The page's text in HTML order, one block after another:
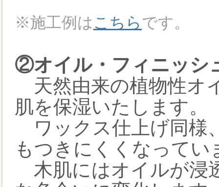
※施工例はこちら です。
②オイル・フィニッシ
天然由来の植物性オ
肌を保湿いたします。
ワックス仕上げ同様
もつきにくくなってい
木肌にはオイルが浸